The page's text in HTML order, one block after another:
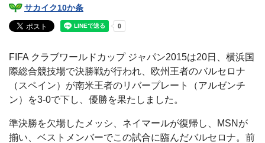
サカイク10か条
FIFA クラブワールドカップ ジャパン2015は20日、横浜国
際総合競技場で決勝戦が行われ、欧州王者のバルセロナ
（スペイン）が南米王者のリバープレート（アルゼンチ
ン）を3-0で下し、優勝を果たしました。
準決勝を欠場したメッシ、ネイマールが復帰し、MSNが
揃い、ベストメンバーでこの試合に臨んだバルセロナ。前